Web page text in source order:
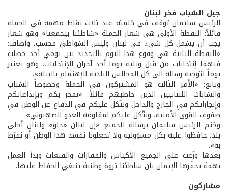
جيل الشباب فخر لبنان
الرئيس سليمان توقف في كلمته عند ثلاث نقاط مهمة في الحملة
قائلاً: النقطة الأولى هي شعار الحملة «شاطئنا بيجمعنا» وهو شعار
يجب أن يشمل كل شيء في لبنان وليس الشواطئ فحسب، وأضاف:
«النقطة الثانية هي وقوع هذا اليوم بالتحديد بين يومي أحد حصلت
فيهما إنتخابات من قبل ويليه يوما أحد آخران للإنتخابات، وهو يعتبر
يوماً لتوجيه رسالة الى كل المجالس البلدية للإهتمام بالبيئة».
وتابع: «الأمر الثالث هو المشتركون في الحملة وخصوصاً الشباب
والشابات اللبنانيين الذين خاطبهم قائلاً: «نفخر بكم وبإبداعاتكم
وإنجازاتكم في الخارج والداخل ونتّكل عليكم في الدفاع عن الوطن في
صفوف القوى الأمنية، ونتّكل عليكم لمقاومة العدو الصهيوني».
وختم الرئيس سليمان برسالة للجميع «إن لبنان «حلو» ولبنان أحلى
بلد، حافظوا عليه بكل مسؤولية ولا تجعلونا نفسد هذا الوطن أو نفرّط
به».
بعدها وزّعت على الجميع الأكياس والقفازات والقبعات وبدأ العمل
بهمة يحفّزها الإيمان بأن شاطئنا ثروة وطنية ينبغي الحفاظ عليها.
مشاركون